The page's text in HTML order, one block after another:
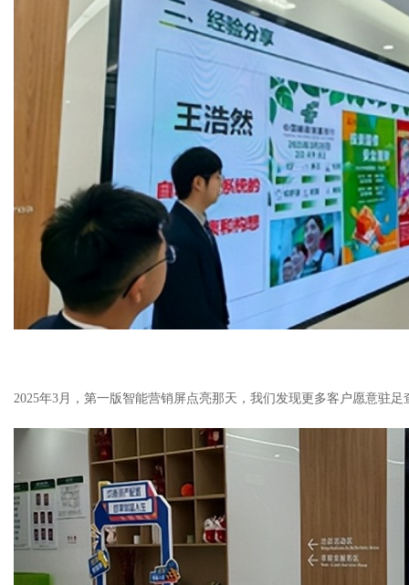
2025年3月，第一版智能营销屏点亮那天，我们发现更多客户愿意驻